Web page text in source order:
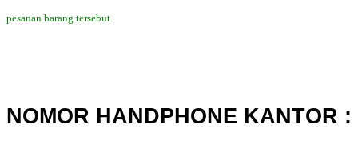
pesanan barang tersebut.
NOMOR HANDPHONE KANTOR :